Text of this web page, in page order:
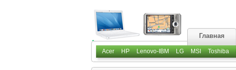
Главная
Acer HP Lenovo-IBM LG MSI Toshiba